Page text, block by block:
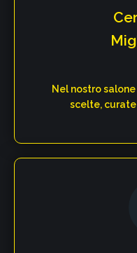
Nel nostro
scelte,